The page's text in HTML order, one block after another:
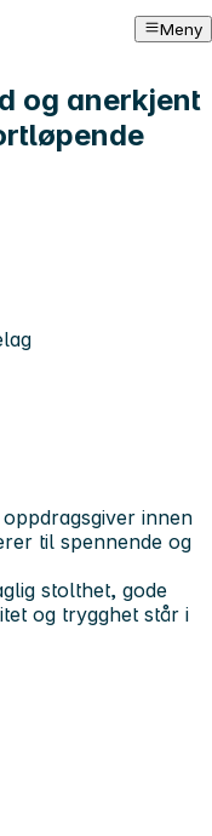
Meny
og anerkjent
innen
til spennende og
stolthet, gode
og trygghet står i